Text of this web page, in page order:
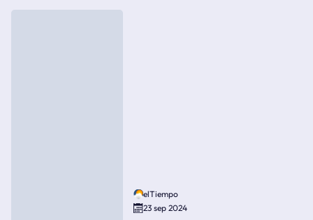
elTiempo
23 sep 2024